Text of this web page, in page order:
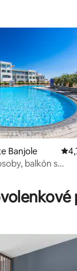
5, počet
Banjole
balkón s